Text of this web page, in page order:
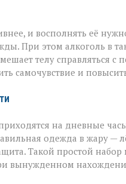
и восполнять её
При этом алкоголь в
телу справляться
самочувствие и
на дневные
одежда в жару —
Такой простой
вынужденном